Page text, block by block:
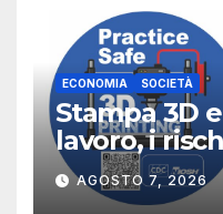
ECONOMIA SOCIETÀ
Stampa 3D
lavoro, i
NIOSH
AGOSTO 7, 2026